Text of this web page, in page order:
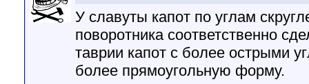
У славуты капот по углам
поворотника соответственно
таврии капот с более острыми
более прямоугольную форму.